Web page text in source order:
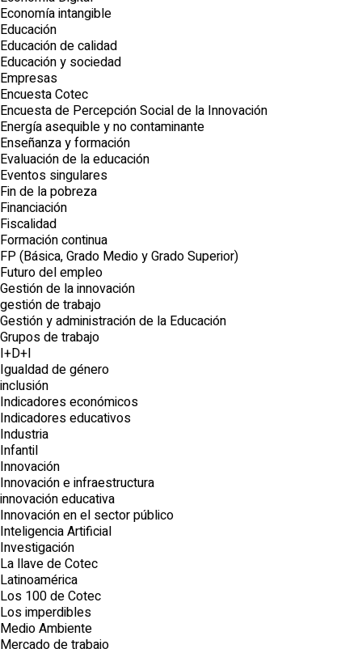
Economía intangible
Educación
Educación de calidad
Educación y sociedad
Empresas
Encuesta Cotec
Encuesta de Percepción Social de la Innovación
Energía asequible y no contaminante
Enseñanza y formación
Evaluación de la educación
Eventos singulares
Fin de la pobreza
Financiación
Fiscalidad
Formación continua
FP (Básica, Grado Medio y Grado Superior)
Futuro del empleo
Gestión de la innovación
gestión de trabajo
Gestión y administración de la Educación
Grupos de trabajo
I+D+I
Igualdad de género
inclusión
Indicadores económicos
Indicadores educativos
Industria
Infantil
Innovación
Innovación e infraestructura
innovación educativa
Innovación en el sector público
Inteligencia Artificial
Investigación
La llave de Cotec
Latinoamérica
Los 100 de Cotec
Los imperdibles
Medio Ambiente
Mercado de trabajo